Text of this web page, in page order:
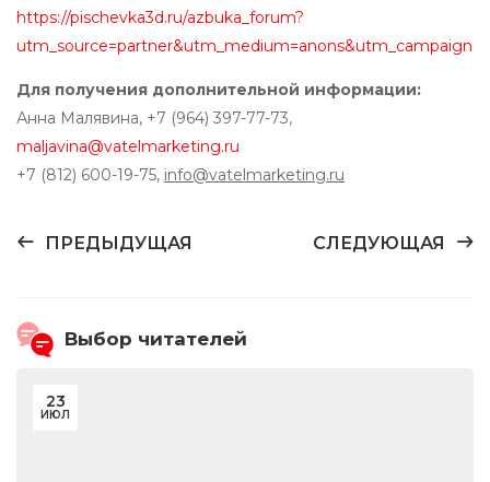
https://pischevka3d.ru/azbuka_forum?
Для получения дополнительной информации:
Анна Малявина, +7 (964) 397-77-73,
maljavina@vatelmarketing.ru
+7 (812) 600-19-75, info@vatelmarketing.ru
ПРЕДЫДУЩАЯ СЛЕДУЮЩАЯ
Выбор читателей
23
ИЮЛ